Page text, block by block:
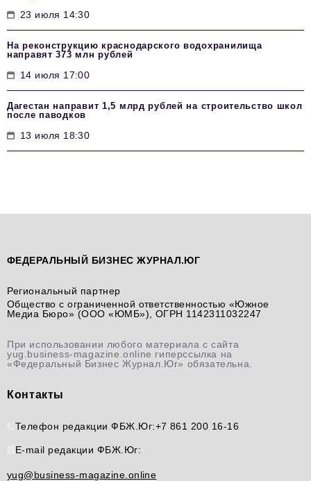
23 июля 14:30
На реконструкцию краснодарского водохранилища
направят 373 млн рублей
14 июля 17:00
Дагестан направит 1,5 млрд рублей на строительство школ
после паводков
13 июля 18:30
ФЕДЕРАЛЬНЫЙ БИЗНЕС ЖУРНАЛ.ЮГ
Региональный партнер
Общество с ограниченной ответственностью «Южное
Медиа Бюро» (ООО «ЮМБ»), ОГРН 1142311032247
При использовании любого материала с сайта
yug.business-magazine.online гиперссылка на
«Федеральный Бизнес Журнал.Юг» обязательна.
Контакты
Телефон редакции ФБЖ.Юг:+7 861 200 16-16
E-mail редакции ФБЖ.Юг:
yug@business-magazine.online